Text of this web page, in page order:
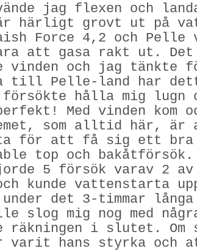
jag flexen och
härligt grovt ut på
Force 4,2 och Pelle
att gasa rakt ut.
vinden och jag tänkte
till Pelle-land har
försökte hålla mig
Med vinden kom
som alltid här, är
för att få sig ett bra
top och
5 försök varav 2
kunde vattenstarta
det 3-timmar långa
slog mig nog med
räkningen i slutet. Om
hans styrka och